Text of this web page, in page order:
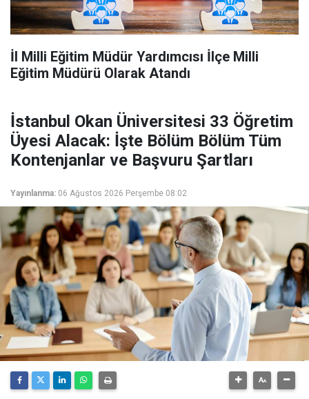
İl Milli Eğitim Müdür Yardımcısı İlçe Milli
Eğitim Müdürü Olarak Atandı
İstanbul Okan Üniversitesi 33 Öğretim
Üyesi Alacak: İşte Bölüm Bölüm Tüm
Kontenjanlar ve Başvuru Şartları
Yayınlanma: 06 Ağustos 2026 Perşembe 08:02